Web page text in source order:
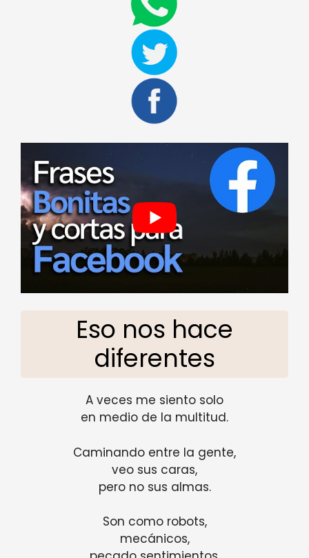
Eso nos hace
diferentes
A veces me siento solo
en medio de la multitud.
Caminando entre la gente,
veo sus caras,
pero no sus almas.
Son como robots,
mecánicos,